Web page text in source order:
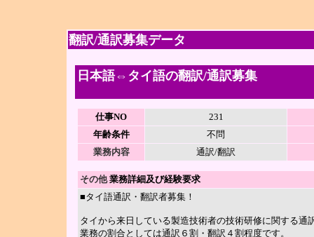
翻訳/通訳募集データ
日本語⇔タイ語の翻訳/通訳募集
仕事NO
231
年齢条件
不問
業務内容
通訳/翻訳
その他業務詳細及び経験要求
■タイ語通訳・翻訳者募集！
タイから来日している製造技術者の技術研修に関する通
業務の割合としては通訳６割・翻訳４割程度です。